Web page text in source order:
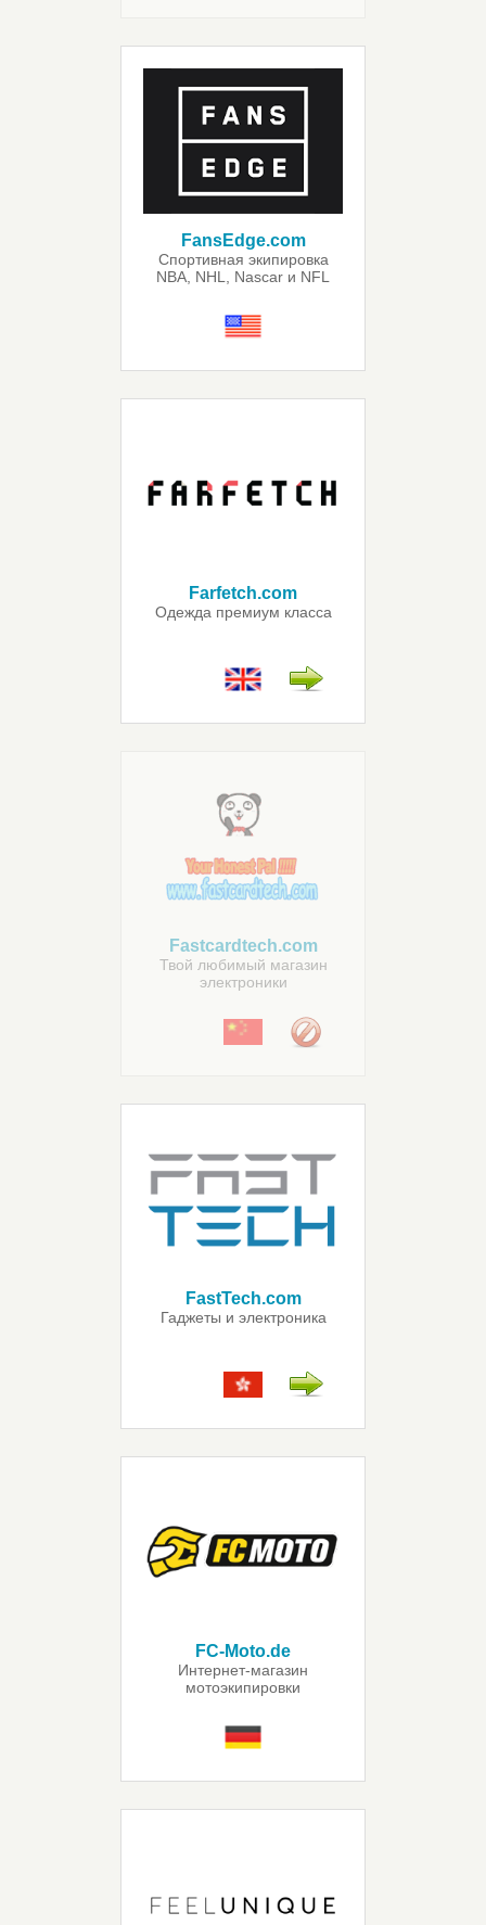
FansEdge.com
Спортивная экипировка
NBA, NHL, Nascar и NFL
Farfetch.com
Одежда премиум класса
Fastcardtech.com
Твой любимый магазин
электроники
FastTech.com
Гаджеты и электроника
FC-Moto.de
Интернет-магазин
мотоэкипировки